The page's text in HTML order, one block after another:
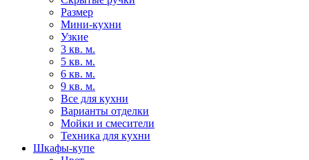
Размер
Мини-кухни
Узкие
3 кв. м.
5 кв. м.
6 кв. м.
9 кв. м.
Все для кухни
Варианты отделки
Мойки и смесители
Техника для кухни
Шкафы-купе